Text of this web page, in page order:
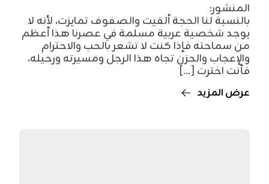
المنشور:
بالنسبة لنا الحجة ألقيت والصفوف تمايزت، لأنه لا
يوجد شخصية عربية مسلمة في عصرنا هذا أعظم
من سماحته فإذا كنت لا تشعر بالحب والاحترام
والإعجاب والحزن تجاه هذا الرجل ومسيرته ورحيله،
فأنت اخترت [...]
عرض المزيد